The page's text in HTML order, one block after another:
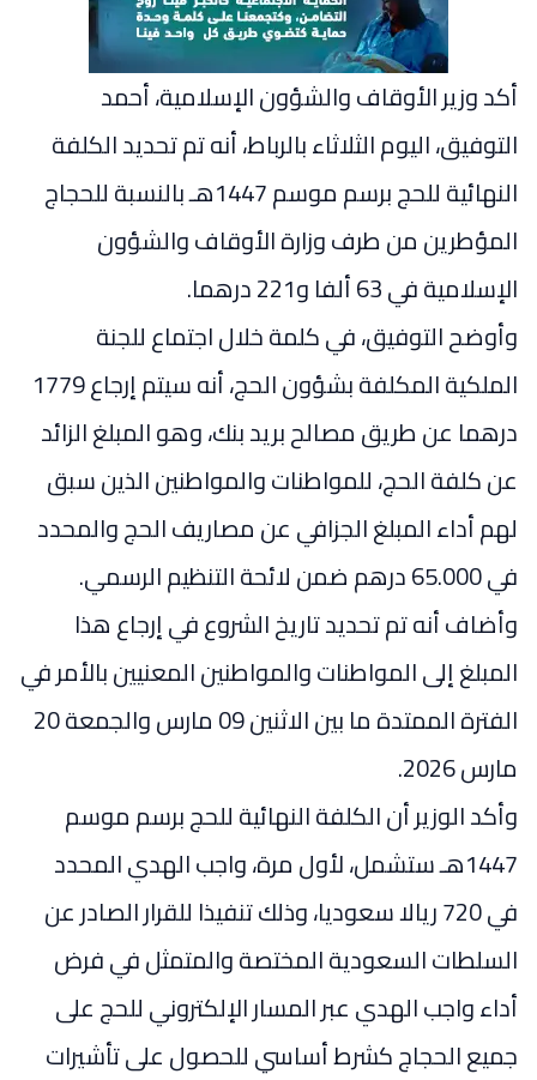
أكد وزير الأوقاف والشؤون الإسلامية، أحمد
التوفيق، اليوم الثلاثاء بالرباط، أنه تم تحديد الكلفة
النهائية للحج برسم موسم 1447هـ بالنسبة للحجاج
المؤطرين من طرف وزارة الأوقاف والشؤون
الإسلامية في 63 ألفا و221 درهما.
وأوضح التوفيق، في كلمة خلال اجتماع للجنة
الملكية المكلفة بشؤون الحج، أنه سيتم إرجاع 1779
درهما عن طريق مصالح بريد بنك، وهو المبلغ الزائد
عن كلفة الحج، للمواطنات والمواطنين الذين سبق
لهم أداء المبلغ الجزافي عن مصاريف الحج والمحدد
في 65.000 درهم ضمن لائحة التنظيم الرسمي.
وأضاف أنه تم تحديد تاريخ الشروع في إرجاع هذا
المبلغ إلى المواطنات والمواطنين المعنيين بالأمر في
الفترة الممتدة ما بين الاثنين 09 مارس والجمعة 20
مارس 2026.
وأكد الوزير أن الكلفة النهائية للحج برسم موسم
1447هـ ستشمل، لأول مرة، واجب الهدي المحدد
في 720 ريالا سعوديا، وذلك تنفيذا للقرار الصادر عن
السلطات السعودية المختصة والمتمثل في فرض
أداء واجب الهدي عبر المسار الإلكتروني للحج على
جميع الحجاج كشرط أساسي للحصول على تأشيرات